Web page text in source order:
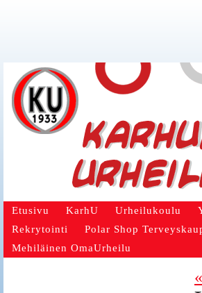
Etusivu KarhU Urheilukoulu
Rekrytointi
Polar Shop
Mehiläinen OmaUrheilu